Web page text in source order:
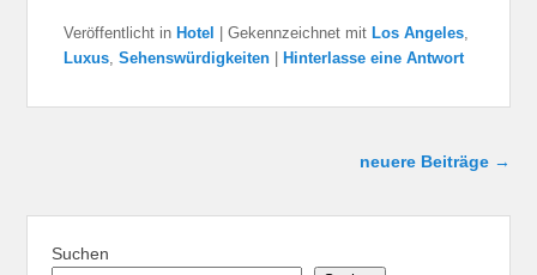
Veröffentlicht in Hotel |Gekennzeichnet mit Los Angeles
Luxus ,Sehenswürdigkeiten Hinterlasse eine Antwort
neuere Beiträge →
Suchen